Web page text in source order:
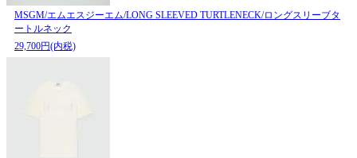
MSGM/エムエスジーエム/LONG SLEEVED TURTLENECK/ロングスリーブタ
ートルネック
29,700円(内税)